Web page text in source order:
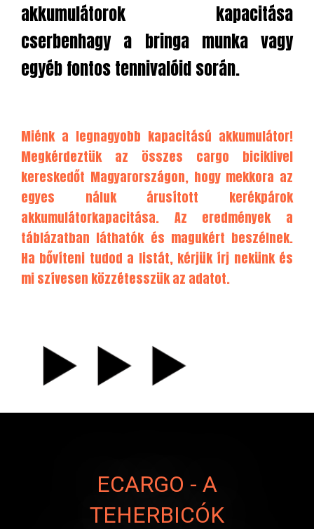
akkumulátorok kapacitása
cserbenhagy a bringa munka vagy
egyéb fontos tennivalóid során.
Miénk a legnagyobb kapacitású akkumulátor!
Megkérdeztük az összes cargo biciklivel
kereskedőt Magyarországon, hogy mekkora az
egyes náluk árusított kerékpárok
akkumulátorkapacitása. Az eredmények a
táblázatban láthatók és magukért beszélnek.
Ha bővíteni tudod a listát, kérjük írj nekünkés
mi szívesen közzétesszük az adatot.
ECARGO - A
TEHERBICÓK